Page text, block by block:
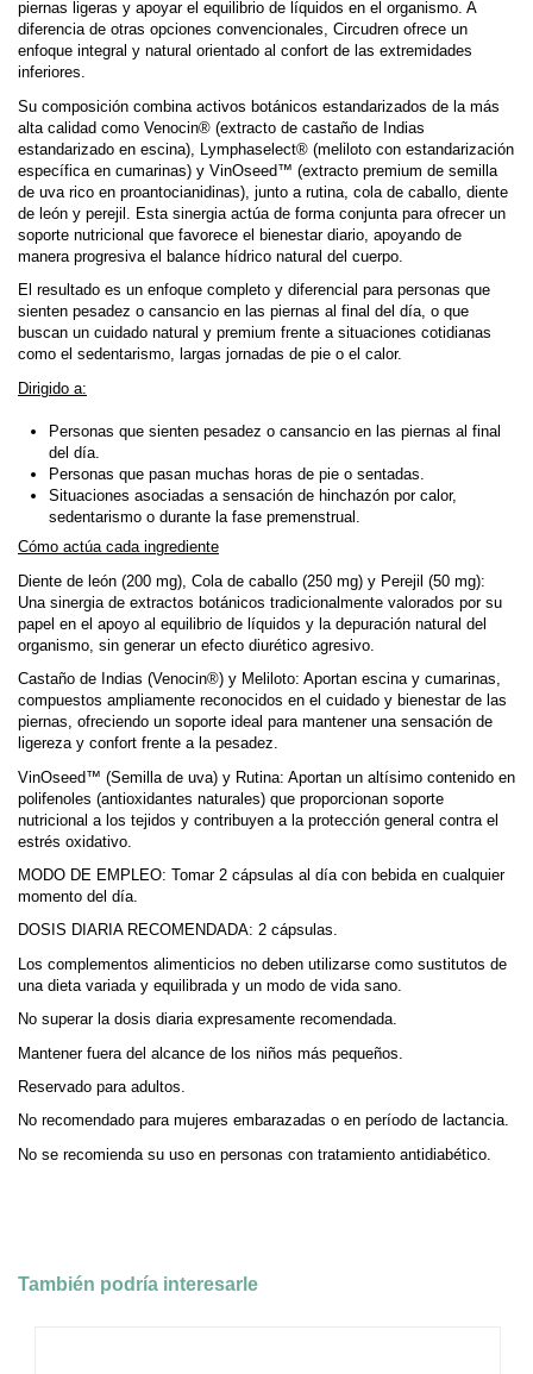
piernas ligeras y apoyar el equilibrio de líquidos en el organismo. A
diferencia de otras opciones convencionales, Circudren ofrece un
enfoque integral y natural orientado al confort de las extremidades
inferiores.
Su composición combina activos botánicos estandarizados de la más
alta calidad como Venocin® (extracto de castaño de Indias
estandarizado en escina), Lymphaselect® (meliloto con estandarización
específica en cumarinas) y VinOseed™ (extracto premium de semilla
de uva rico en proantocianidinas), junto a rutina, cola de caballo, diente
de león y perejil. Esta sinergia actúa de forma conjunta para ofrecer un
soporte nutricional que favorece el bienestar diario, apoyando de
manera progresiva el balance hídrico natural del cuerpo.
El resultado es un enfoque completo y diferencial para personas que
sienten pesadez o cansancio en las piernas al final del día, o que
buscan un cuidado natural y premium frente a situaciones cotidianas
como el sedentarismo, largas jornadas de pie o el calor.
Dirigido a:
Personas que sienten pesadez o cansancio en las piernas al final
del día.
Personas que pasan muchas horas de pie o sentadas.
Situaciones asociadas a sensación de hinchazón por calor,
sedentarismo o durante la fase premenstrual.
Cómo actúa cada ingrediente
Diente de león (200 mg), Cola de caballo (250 mg) y Perejil (50 mg):
Una sinergia de extractos botánicos tradicionalmente valorados por su
papel en el apoyo al equilibrio de líquidos y la depuración natural del
organismo, sin generar un efecto diurético agresivo.
Castaño de Indias (Venocin®) y Meliloto: Aportan escina y cumarinas,
compuestos ampliamente reconocidos en el cuidado y bienestar de las
piernas, ofreciendo un soporte ideal para mantener una sensación de
ligereza y confort frente a la pesadez.
VinOseed™ (Semilla de uva) y Rutina: Aportan un altísimo contenido en
polifenoles (antioxidantes naturales) que proporcionan soporte
nutricional a los tejidos y contribuyen a la protección general contra el
estrés oxidativo.
MODO DE EMPLEO: Tomar 2 cápsulas al día con bebida en cualquier
momento del día.
DOSIS DIARIA RECOMENDADA: 2 cápsulas.
Los complementos alimenticios no deben utilizarse como sustitutos de
una dieta variada y equilibrada y un modo de vida sano.
No superar la dosis diaria expresamente recomendada.
Mantener fuera del alcance de los niños más pequeños.
Reservado para adultos.
No recomendado para mujeres embarazadas o en período de lactancia.
No se recomienda su uso en personas con tratamiento antidiabético.
También podría interesarle